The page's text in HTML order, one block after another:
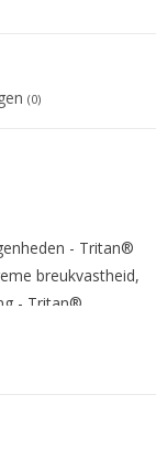
(0)
- Tritan®
breukvastheid,
- Tritan®